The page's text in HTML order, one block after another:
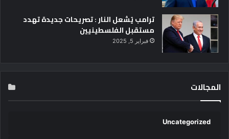
ترامب يُشعل النار : تصريحات جديدة تهدد
مستقبل الفلسطينيين
فبراير 5, 2025
المجالات
Uncategorized